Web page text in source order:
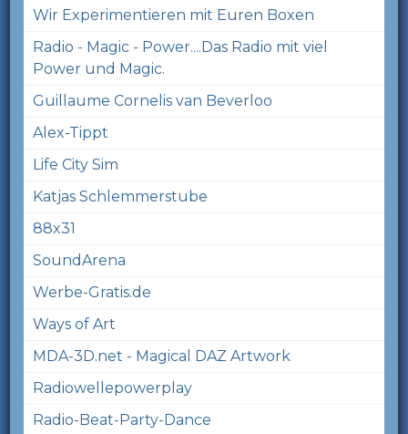
Wir Experimentieren mit Euren Boxen
Radio - Magic - Power....Das Radio mit viel
Power und Magic.
Guillaume Cornelis van Beverloo
Alex-Tippt
Life City Sim
Katjas Schlemmerstube
88x31
SoundArena
Werbe-Gratis.de
Ways of Art
MDA-3D.net - Magical DAZ Artwork
Radiowellepowerplay
Radio-Beat-Party-Dance